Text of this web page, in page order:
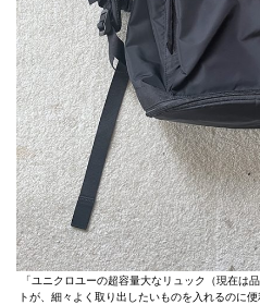
「ユニクロユーの超容量大なリュック（現在
トが、細々よく取り出したいものを入れるのに